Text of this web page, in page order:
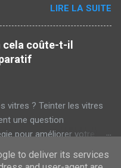
et réparer le cuir
cuir ? Avant de plonger
il est crucial de
Le cuir, bien qu'il soit
cause de divers facteurs :
et sécheresse Usure
Les étapes
de l'état du cuir
l'état du cuir. Est-il
évaluation vous aidera à
LIRE LA SUITE
cela coûte-t-il
vitres ? Teinter les vitres
une question
pour améliorer votre
quels sont les coûts
choisir le bonLIRE LA SUITE
to deliver its services